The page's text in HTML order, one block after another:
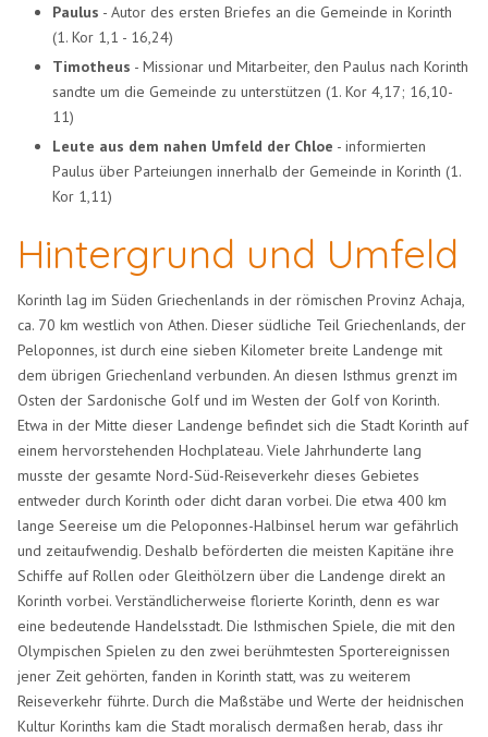
Paulus - Autor des ersten Briefes an die Gemeinde in Korinth
(1. Kor 1,1 - 16,24)
Timotheus - Missionar und Mitarbeiter, den Paulus nach Korinth
sandte um die Gemeinde zu unterstützen (1. Kor 4,17; 16,10-
11)
Leute aus dem nahen Umfeld der Chloe - informierten
Paulus über Parteiungen innerhalb der Gemeinde in Korinth (1.
Kor 1,11)
Hintergrund und Umfeld
Korinth lag im Süden Griechenlands in der römischen Provinz Achaja,
ca. 70 km westlich von Athen. Dieser südliche Teil Griechenlands, der
Peloponnes, ist durch eine sieben Kilometer breite Landenge mit
dem übrigen Griechenland verbunden. An diesen Isthmus grenzt im
Osten der Sardonische Golf und im Westen der Golf von Korinth.
Etwa in der Mitte dieser Landenge befindet sich die Stadt Korinth auf
einem hervorstehenden Hochplateau. Viele Jahrhunderte lang
musste der gesamte Nord-Süd-Reiseverkehr dieses Gebietes
entweder durch Korinth oder dicht daran vorbei. Die etwa 400 km
lange Seereise um die Peloponnes-Halbinsel herum war gefährlich
und zeitaufwendig. Deshalb beförderten die meisten Kapitäne ihre
Schiffe auf Rollen oder Gleithölzern über die Landenge direkt an
Korinth vorbei. Verständlicherweise florierte Korinth, denn es war
eine bedeutende Handelsstadt. Die Isthmischen Spiele, die mit den
Olympischen Spielen zu den zwei berühmtesten Sportereignissen
jener Zeit gehörten, fanden in Korinth statt, was zu weiterem
Reiseverkehr führte. Durch die Maßstäbe und Werte der heidnischen
Kultur Korinths kam die Stadt moralisch dermaßen herab, dass ihr